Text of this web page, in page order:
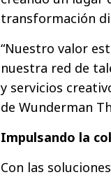
transformación
“Nuestro valor
nuestra red de
y servicios
de Wunderman
Impulsando la
Con las